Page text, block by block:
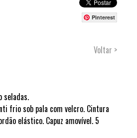
Pinterest
Voltar >
seladas.
frio sob pala com velcro. Cintura
elástico. Capuz amovível. 5